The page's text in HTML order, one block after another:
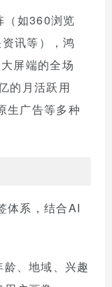
（如360浏览
讯等），鸿
屏端的全场
的月活跃用
生广告等多种
体系，结合AI
、地域、兴趣